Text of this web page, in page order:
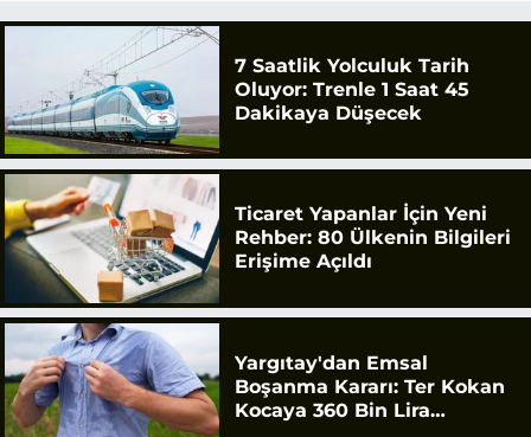
7 Saatlik Yolculuk Tarih
Oluyor: Trenle 1 Saat 45
Dakikaya Düşecek
Ticaret Yapanlar İçin Yeni
Rehber: 80 Ülkenin Bilgileri
Erişime Açıldı
Yargıtay'dan Emsal
Boşanma Kararı: Ter Kokan
Kocaya 360 Bin Lira